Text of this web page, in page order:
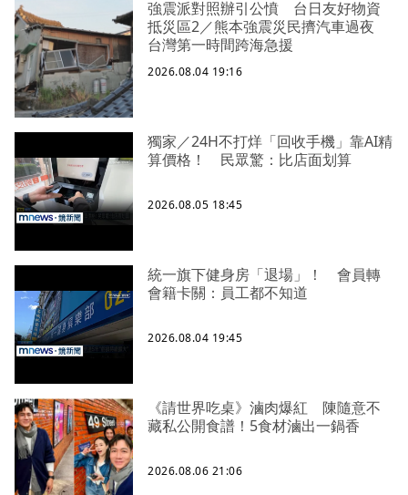
強震派對照辦引公憤 台日友好物資
抵災區2／熊本強震災民擠汽車過夜
台灣第一時間跨海急援
2026.08.04 19:16
獨家／24H不打烊「回收手機」靠AI精
算價格！ 民眾驚：比店面划算
2026.08.05 18:45
統一旗下健身房「退場」！ 會員轉
會籍卡關：員工都不知道
2026.08.04 19:45
《請世界吃桌》滷肉爆紅 陳隨意不
藏私公開食譜！5食材滷出一鍋香
2026.08.06 21:06